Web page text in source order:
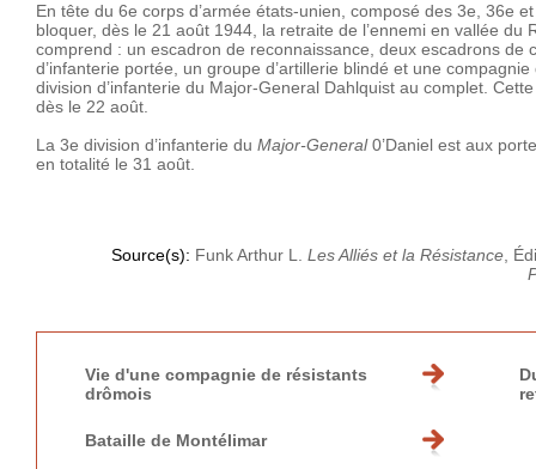
En tête du 6e corps d’armée états-unien, composé des 3e, 36e
bloquer, dès le 21 août 1944, la retraite de l’ennemi en vallée
comprend : un escadron de reconnaissance, deux escadrons
d’infanterie portée, un groupe d’artillerie blindé et une
division d’infanterie du Major-General Dahlquist au complet.
dès le 22 août.
La 3e division d’infanterie du Major-General0’Daniel est aux
en totalité le 31 août.
Source(s): Funk Arthur L. Les Alliés et la Résistance ,
Vie d'une compagnie de résistants
drômois
Bataille de Montélimar